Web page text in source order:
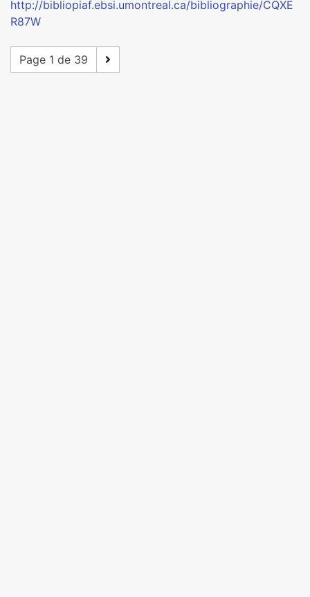
http://bibliopiaf.ebsi.umontreal.ca/bibliographie/CQXE
R87W
Page 1 de 39